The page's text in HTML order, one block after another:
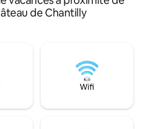
paisible, en sens
de la gare
cafetière,
pour cuisiner. •
gratuit. Arrivée
de Chantilly
Wifi